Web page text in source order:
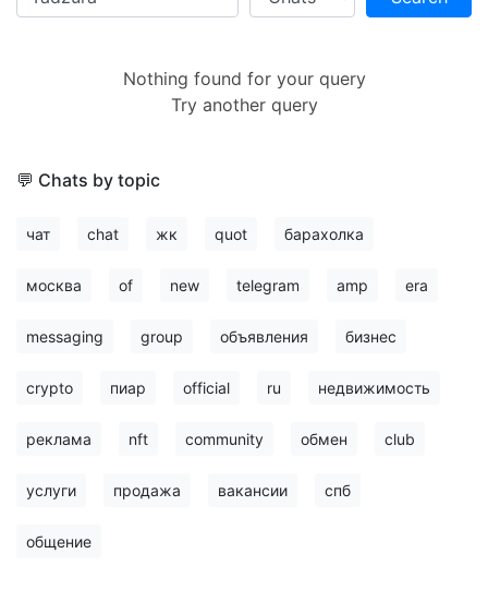
Nothing found for your query
Try another query
💬 Chats by topic
чат chat жк quot барахолка
москва of new telegram amp era
messaging group объявления бизнес
crypto пиар official ru недвижимость
реклама nft community обмен club
услуги продажа вакансии спб
общение